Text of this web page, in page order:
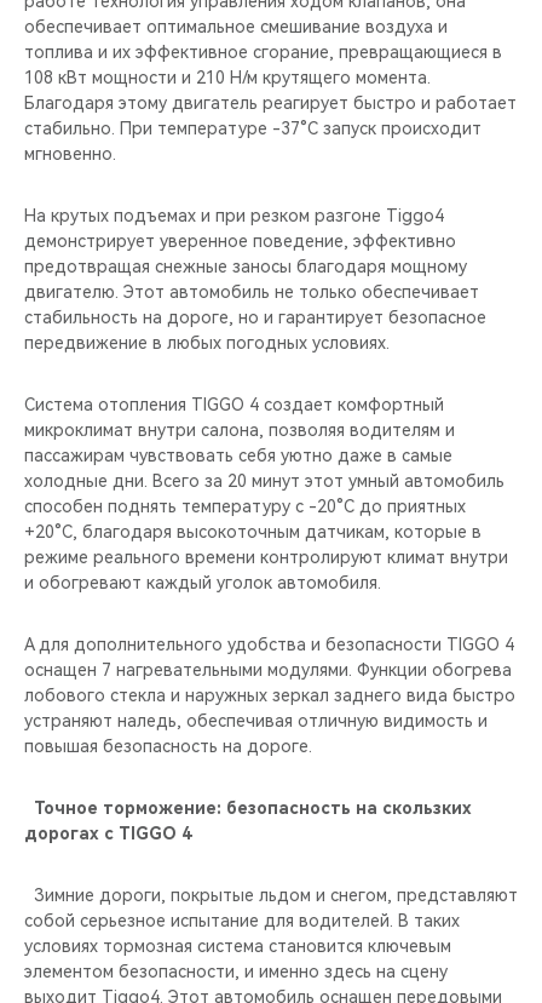
обеспечивает оптимальное смешивание воздуха и
топлива и их эффективное сгорание, превращающиеся в
108 кВт мощности и 210 Н/м крутящего момента.
Благодаря этому двигатель реагирует быстро и работает
стабильно. При температуре -37°C запуск происходит
мгновенно.
На крутых подъемах и при резком разгоне Tiggo4
демонстрирует уверенное поведение, эффективно
предотвращая снежные заносы благодаря мощному
двигателю. Этот автомобиль не только обеспечивает
стабильность на дороге, но и гарантирует безопасное
передвижение в любых погодных условиях.
Система отопления TIGGO 4 создает комфортный
микроклимат внутри салона, позволяя водителям и
пассажирам чувствовать себя уютно даже в самые
холодные дни. Всего за 20 минут этот умный автомобиль
способен поднять температуру с -20°C до приятных
+20°C, благодаря высокоточным датчикам, которые в
режиме реального времени контролируют климат внутри
и обогревают каждый уголок автомобиля.
А для дополнительного удобства и безопасности TIGGO 4
оснащен 7 нагревательными модулями. Функции обогрева
лобового стекла и наружных зеркал заднего вида быстро
устраняют наледь, обеспечивая отличную видимость и
повышая безопасность на дороге.
Точное торможение: безопасность на скользких
дорогах с TIGGO 4
Зимние дороги, покрытые льдом и снегом, представляют
собой серьезное испытание для водителей. В таких
условиях тормозная система становится ключевым
элементом безопасности, и именно здесь на сцену
выходит Tiggo4. Этот автомобиль оснащен передовыми